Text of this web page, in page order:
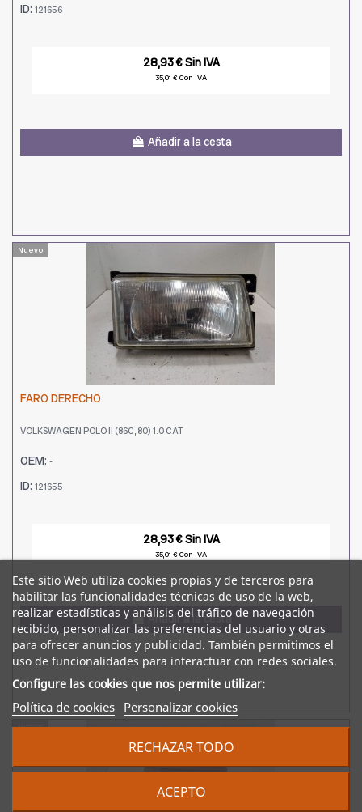
ID: 121656
28,93 € Sin IVA
35,01 € Con IVA
Añadir a la cesta
Nuevo
FARO DERECHO
VOLKSWAGEN POLO II (86C, 80) 1.0 CAT
OEM: -
ID: 121655
28,93 € Sin IVA
35,01 € Con IVA
Añadir a la cesta
Nuevo
Este sitio Web utiliza cookies propias y de terceros para
habilitar las funcionalidades técnicas de uso de la web,
realizar estadísticas y análisis del tráfico de navegación
recibido, personalizar las preferencias del usuario y otras
para ofrecer anuncios y publicidad. También permitimos el
uso de funcionalidades para interactuar con redes sociales.
Configure las cookies que nos permite utilizar:
Política de cookies Personalizar cookies
RECHAZAR TODO
ACEPTO